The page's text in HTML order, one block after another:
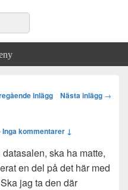
inlägg Nästa inlägg →
Inga kommentarer ↓
ska ha matte,
en del på det här med
jag ta den där